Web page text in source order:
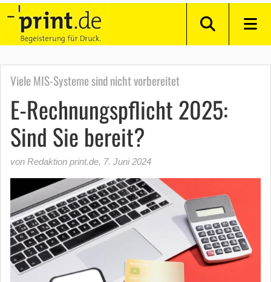
Viele MIS-Systeme sind nicht vorbereitet
E-Rechnungspflicht 2025:
Sind Sie bereit?
von Redaktion print.de, 7. Juni 2024